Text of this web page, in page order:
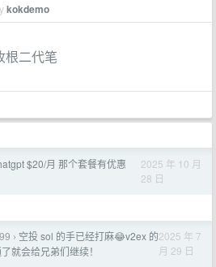
kokdemo
根二代笔
$20/月 那个套餐有优惠
2025 年 10 月
28 日
› 空投 sol 的手已经打麻😂v2ex 的
就会给兄弟们继续！
2025 年 7
月 29 日